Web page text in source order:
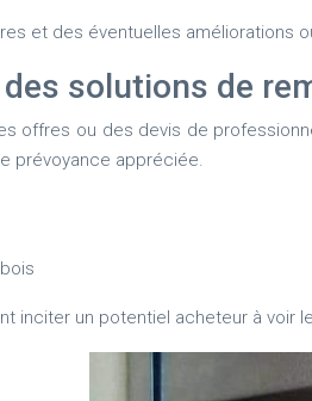
et des éventuelles
solutions de
offres ou des devis de
prévoyance appréciée.
inciter un potentiel acheteur à voir